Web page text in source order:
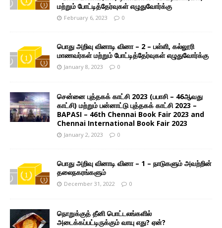
மற்றும் போட்டித்தேர்வுகள் எழுதுவோர்க்கு
February 6, 2023 0
பொது அறிவு வினாடி வினா – 2 – பள்ளி, கல்லூரி
மாணவர்கள் மற்றும் போட்டித்தேர்வுகள் எழுதுவோர்க்கு
January 8, 2023 0
சென்னை புத்தகக் காட்சி 2023 (பபாசி – 46ஆவது
காட்சி) மற்றும் பன்னாட்டு புத்தகக் காட்சி 2023 –
BAPASI – 46th Chennai Book Fair 2023 and
Chennai International Book Fair 2023
January 2, 2023 0
பொது அறிவு வினாடி வினா – 1 – நாடுகளும் அவற்றின்
தலைநகரங்களும்
December 31, 2022 0
நொறுக்குத் தீனி பொட்டலங்களில்
அடைக்கப்பட்டிருக்கும் வாயு எது? ஏன்?